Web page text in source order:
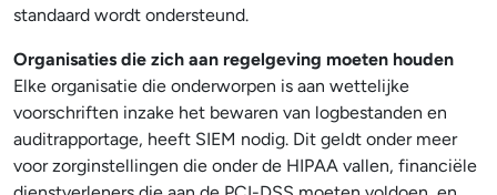
standaard wordt ondersteund.
Organisaties die zich aan regelgeving moeten houden
Elke organisatie die onderworpen is aan wettelijke
voorschriften inzake het bewaren van logbestanden en
auditrapportage, heeft SIEM nodig. Dit geldt onder meer
voor zorginstellingen die onder de HIPAA vallen, financiële